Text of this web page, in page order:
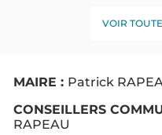
VOIR
MAIRE : Patrick
CONSEILLERS
RAPEAU